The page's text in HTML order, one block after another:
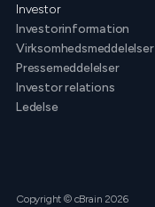
Investor
Investorinformation
Virksomhedsmeddelelser
Pressemeddelelser
Investor relations
Ledelse
Copyright © cBrain 2026